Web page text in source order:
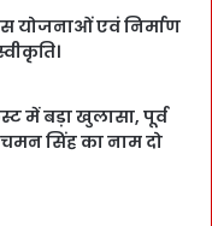
योजनाओं एवं निर्माण
में बड़ा खुलासा, पूर्व
सिंह का नाम दो